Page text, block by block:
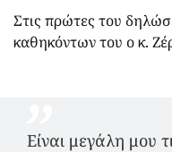
Στις πρώτες του
καθηκόντων του ο κ.
Είναι μεγάλη μου